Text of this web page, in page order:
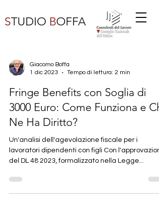
STUDIO BOFFA
Giacomo Boffa
1 dic 2023
Tempo di lettura: 2 min
Fringe Benefits con Soglia di
3000 Euro: Come Funziona e Chi
Ne Ha Diritto?
Un'analisi dell'agevolazione fiscale per i
lavoratori dipendenti con figli Con
del DL 48 2023, formalizzato nella Legge...